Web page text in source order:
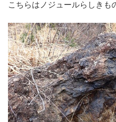
こちらはノジュールらしきも